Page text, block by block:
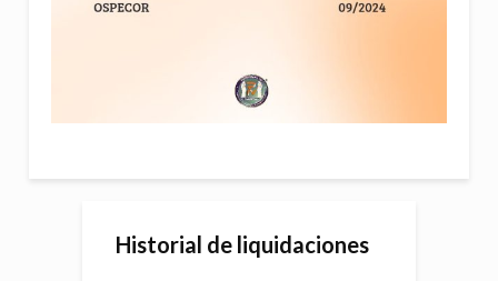
Historial de liquidaciones